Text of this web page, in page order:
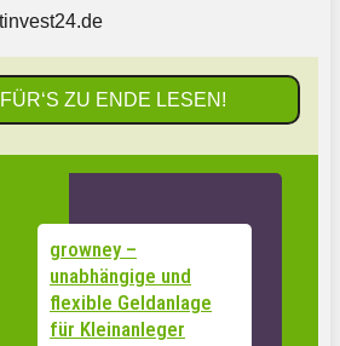
ZU ENDE LESEN!
growney –
unabhängige und
flexible Geldanlage
für Kleinanleger